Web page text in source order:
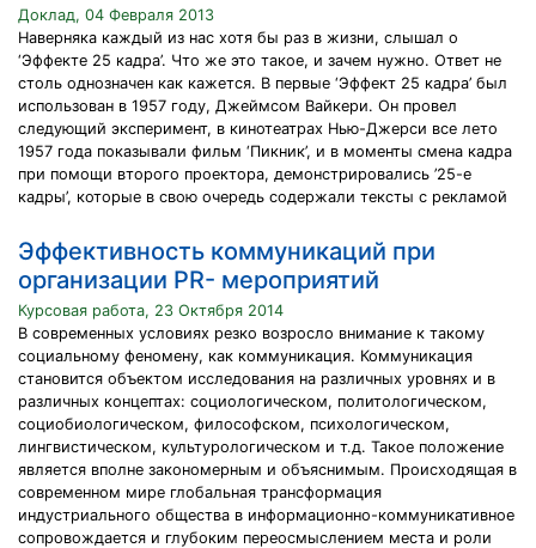
Доклад, 04 Февраля 2013
Наверняка каждый из нас хотя бы раз в жизни, слышал о
‘Эффекте 25 кадра’. Что же это такое, и зачем нужно. Ответ не
столь однозначен как кажется. В первые ‘Эффект 25 кадра’ был
использован в 1957 году, Джеймсом Вайкери. Он провел
следующий эксперимент, в кинотеатрах Нью-Джерси все лето
1957 года показывали фильм ‘Пикник’, и в моменты смена кадра
при помощи второго проектора, демонстрировались ’25-е
кадры’, которые в свою очередь содержали тексты с рекламой
Эффективность коммуникаций при
организации PR- мероприятий
Курсовая работа, 23 Октября 2014
В современных условиях резко возросло внимание к такому
социальному феномену, как коммуникация. Коммуникация
становится объектом исследования на различных уровнях и в
различных концептах: социологическом, политологическом,
социобиологическом, философском, психологическом,
лингвистическом, культурологическом и т.д. Такое положение
является вполне закономерным и объяснимым. Происходящая в
современном мире глобальная трансформация
индустриального общества в информационно-коммуникативное
сопровождается и глубоким переосмыслением места и роли